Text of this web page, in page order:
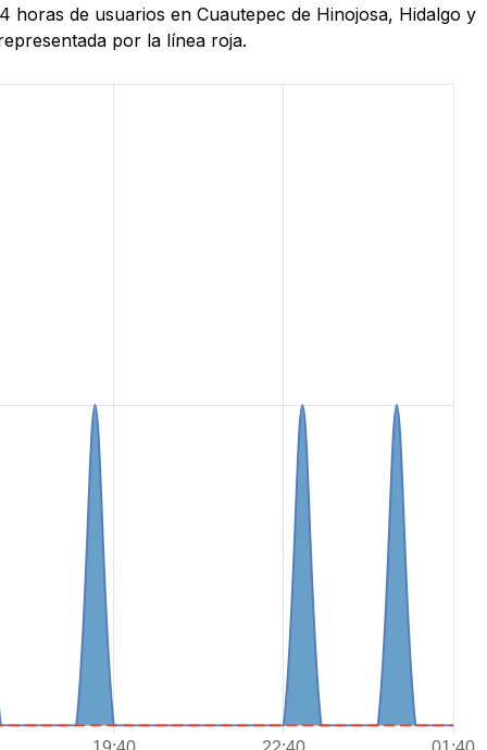
horas de usuarios en Cuautepec de Hinojosa, Hidalgo y
por la línea roja.